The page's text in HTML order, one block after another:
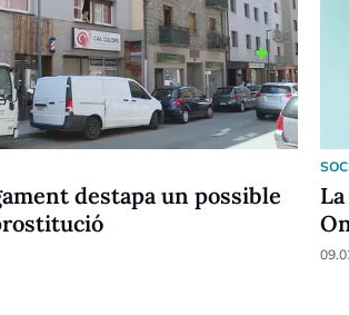
destapa un possible